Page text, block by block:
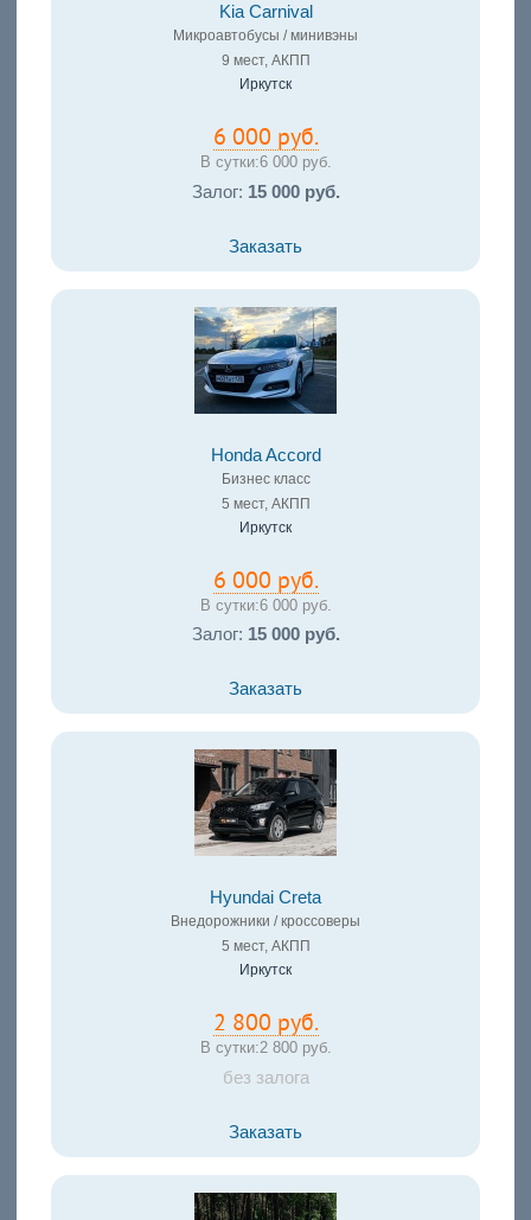
Kia Carnival
Микроавтобусы / минивэны
9 мест, АКПП
Иркутск
6 000 руб.
В сутки:6 000 руб.
Залог: 15 000 руб.
Заказать
Honda Accord
Бизнес класс
5 мест, АКПП
Иркутск
6 000 руб.
В сутки:6 000 руб.
Залог: 15 000 руб.
Заказать
Hyundai Creta
Внедорожники / кроссоверы
5 мест, АКПП
Иркутск
2 800 руб.
В сутки:2 800 руб.
без залога
Заказать